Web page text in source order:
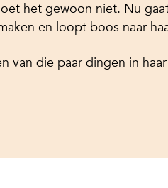
het gewoon niet. Nu gaat
en loopt boos naar
van die paar dingen in